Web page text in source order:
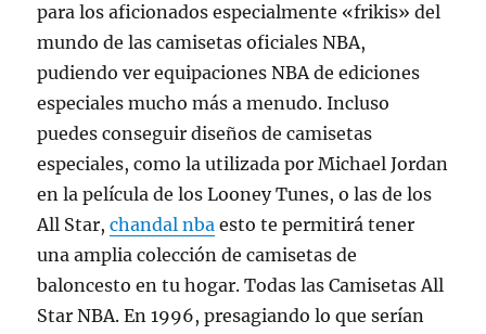
para los aficionados especialmente «frikis» del
mundo de las camisetas oficiales NBA,
pudiendo ver equipaciones NBA de ediciones
especiales mucho más a menudo. Incluso
puedes conseguir diseños de camisetas
especiales, como la utilizada por Michael Jordan
en la película de los Looney Tunes, o las de los
All Star,chandal nba esto te permitirá tener
una amplia colección de camisetas de
baloncesto en tu hogar. Todas las Camisetas All
Star NBA. En 1996, presagiando lo que serían